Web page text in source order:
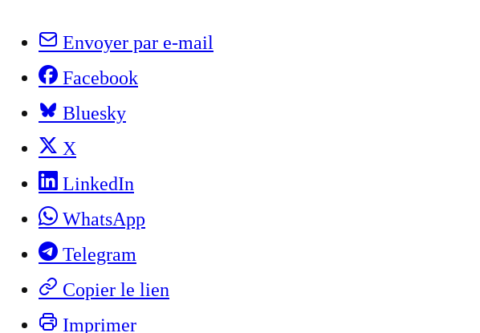
Envoyer par e-mail
Facebook
Bluesky
X
LinkedIn
WhatsApp
Telegram
Copier le lien
Imprimer